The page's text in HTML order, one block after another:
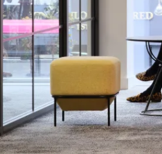
weiter gedacht - ein zweites
Büromobiliar